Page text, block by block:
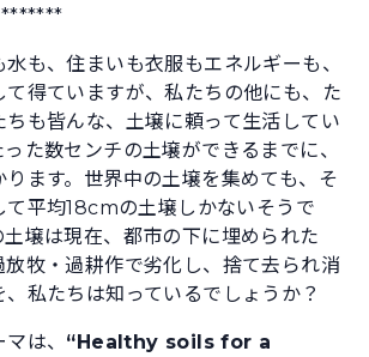
も、住まいも衣服もエネルギーも、
て得ていますが、私たちの他にも、た
ちも皆んな、土壌に頼って生活してい
た数センチの土壌ができるまでに、
ます。世界中の土壌を集めても、そ
て平均18cmの土壌しかないそうで
壌は現在、都市の下に埋められた
放牧・過耕作で劣化し、捨て去られ消
私たちは知っているでしょうか？
は、 “Healthy soils for a